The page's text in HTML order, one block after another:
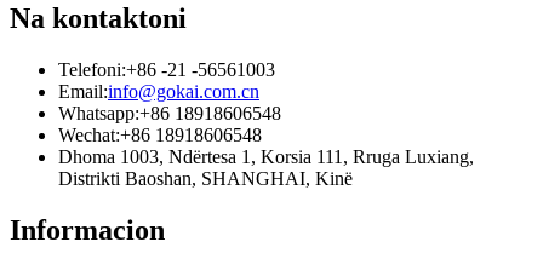
Na kontaktoni
Telefoni:+86 -21 -56561003
Email:info@gokai.com.cn
Whatsapp:+86 18918606548
Wechat:+86 18918606548
Dhoma 1003, Ndërtesa 1, Korsia 111, Rruga Luxiang,
Distrikti Baoshan, SHANGHAI, Kinë
Informacion